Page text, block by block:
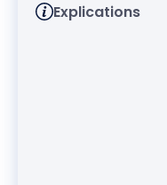
Explications